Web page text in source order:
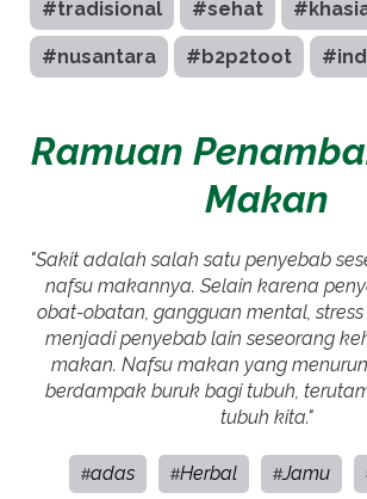
#tradisional #sehat
#nusantara #b2p2toot
Ramuan
Makan
"Sakit adalah salah satu penyebab
nafsu makannya. Selain karena
obat-obatan, gangguan mental,
menjadi penyebab lain seseorang
makan. Nafsu makan yang
berdampak buruk bagi tubuh,
tubuh kita."
#adas #Herbal #Jamu